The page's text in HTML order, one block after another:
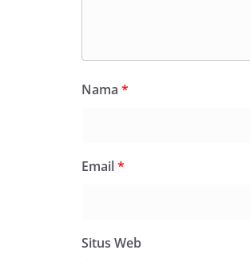
Nama *
Email*
Situs Web